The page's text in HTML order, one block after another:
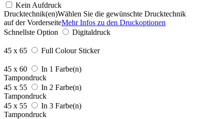
Kein Aufdruck
Drucktechnik(en)Wählen Sie die gewünschte Drucktechnik
auf der VorderseiteMehr Infos zu den Druckoptionen
Schnellste Option
Digitaldruck
45 x 65 Full Colour Sticker
45 x 60
In 1 Farbe(n)
Tampondruck
45 x 55
In 2 Farbe(n)
Tampondruck
45 x 55
In 3 Farbe(n)
Tampondruck